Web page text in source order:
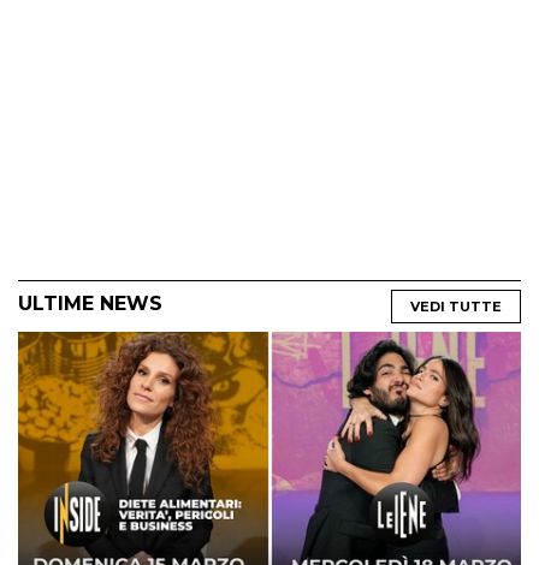
ULTIME NEWS VEDI TUTTE